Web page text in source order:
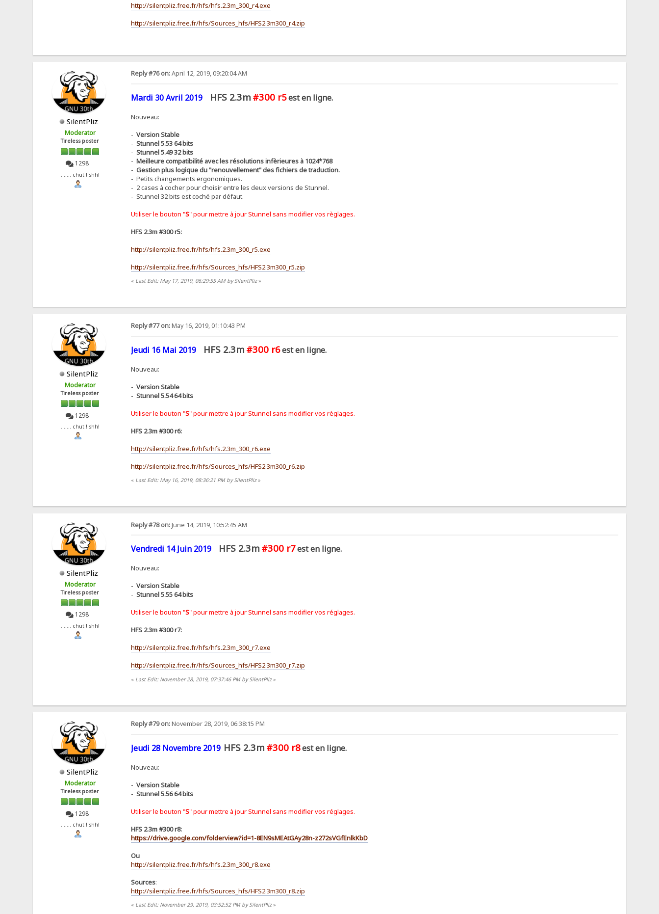
http://silentpliz.free.fr/hfs/hfs.2.3m_300_r4.exe
http://silentpliz.free.fr/hfs/Sources_hfs/HFS2.3m300_r4.zip
SilentPliz
Moderator
Tireless poster
1298
....... chut ! shh!
Reply #76 on:April 12, 2019, 09:20:04 AM
Mardi 30 Avril 2019 HFS 2.3m #300 r5est en ligne.
Nouveau:
- Version Stable
- Stunnel 5.53 64 bits
- Stunnel 5.49 32 bits
- Meilleure compatibilité avec les résolutions infèrieures à 1024*768
- Gestion plus logique du "renouvellement" des fichiers de traduction.
- Petits changements ergonomiques.
- 2 cases à cocher pour choisir entre les deux versions de Stunnel.
- Stunnel 32 bits est coché par défaut.
Utiliser le bouton "S" pour mettre à jour Stunnel sans modifier vos règlages.
HFS 2.3m #300 r5:
http://silentpliz.free.fr/hfs/hfs.2.3m_300_r5.exe
http://silentpliz.free.fr/hfs/Sources_hfs/HFS2.3m300_r5.zip
« Last Edit: May 17, 2019, 06:29:55 AM by SilentPliz»
SilentPliz
Moderator
Tireless poster
1298
....... chut ! shh!
Reply #77 on:May 16, 2019, 01:10:43 PM
Jeudi 16 Mai 2019 HFS 2.3m #300 r6est en ligne.
Nouveau:
- Version Stable
- Stunnel 5.54 64 bits
Utiliser le bouton "S" pour mettre à jour Stunnel sans modifier vos règlages.
HFS 2.3m #300 r6:
http://silentpliz.free.fr/hfs/hfs.2.3m_300_r6.exe
http://silentpliz.free.fr/hfs/Sources_hfs/HFS2.3m300_r6.zip
« Last Edit: May 16, 2019, 08:36:21 PM by SilentPliz»
SilentPliz
Moderator
Tireless poster
1298
....... chut ! shh!
Reply #78 on:June 14, 2019, 10:52:45 AM
Vendredi 14 Juin 2019 HFS 2.3m #300 r7est en ligne.
Nouveau:
- Version Stable
- Stunnel 5.55 64 bits
Utiliser le bouton "S" pour mettre à jour Stunnel sans modifier vos réglages.
HFS 2.3m #300 r7:
http://silentpliz.free.fr/hfs/hfs.2.3m_300_r7.exe
http://silentpliz.free.fr/hfs/Sources_hfs/HFS2.3m300_r7.zip
« Last Edit: November 28, 2019, 07:37:46 PM by SilentPliz»
SilentPliz
Moderator
Tireless poster
1298
....... chut ! shh!
Reply #79 on:November 28, 2019, 06:38:15 PM
Jeudi 28 Novembre 2019 HFS 2.3m #300 r8est en ligne.
Nouveau:
- Version Stable
- Stunnel 5.56 64 bits
Utiliser le bouton "S" pour mettre à jour Stunnel sans modifier vos réglages.
HFS 2.3m #300 r8:
https://drive.google.com/folderview?id=1-8EN9sMEAtGAy28n-z272sVGfEnlkKbD
Ou
http://silentpliz.free.fr/hfs/hfs.2.3m_300_r8.exe
Sources:
http://silentpliz.free.fr/hfs/Sources_hfs/HFS2.3m300_r8.zip
« Last Edit: November 29, 2019, 03:52:52 PM by SilentPliz»